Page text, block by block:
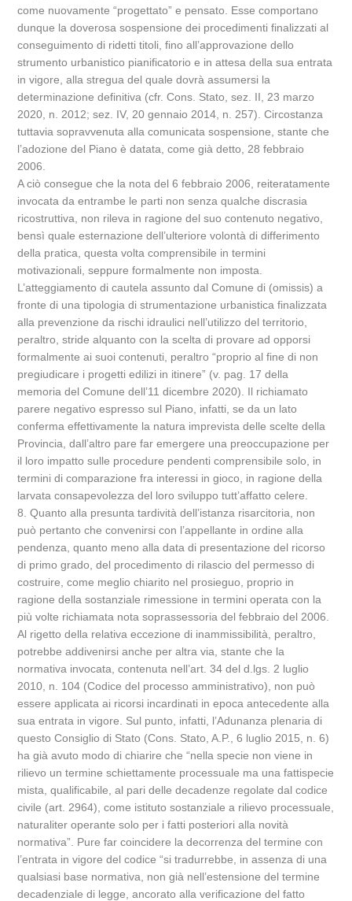
come nuovamente “progettato” e pensato. Esse comportano
dunque la doverosa sospensione dei procedimenti finalizzati al
conseguimento di ridetti titoli, fino all’approvazione dello
strumento urbanistico pianificatorio e in attesa della sua entrata
in vigore, alla stregua del quale dovrà assumersi la
determinazione definitiva (cfr. Cons. Stato, sez. II, 23 marzo
2020, n. 2012; sez. IV, 20 gennaio 2014, n. 257). Circostanza
tuttavia sopravvenuta alla comunicata sospensione, stante che
l’adozione del Piano è datata, come già detto, 28 febbraio
2006.
A ciò consegue che la nota del 6 febbraio 2006, reiteratamente
invocata da entrambe le parti non senza qualche discrasia
ricostruttiva, non rileva in ragione del suo contenuto negativo,
bensì quale esternazione dell’ulteriore volontà di differimento
della pratica, questa volta comprensibile in termini
motivazionali, seppure formalmente non imposta.
L’atteggiamento di cautela assunto dal Comune di (omissis) a
fronte di una tipologia di strumentazione urbanistica finalizzata
alla prevenzione da rischi idraulici nell’utilizzo del territorio,
peraltro, stride alquanto con la scelta di provare ad opporsi
formalmente ai suoi contenuti, peraltro “proprio al fine di non
pregiudicare i progetti edilizi in itinere” (v. pag. 17 della
memoria del Comune dell’11 dicembre 2020). Il richiamato
parere negativo espresso sul Piano, infatti, se da un lato
conferma effettivamente la natura imprevista delle scelte della
Provincia, dall’altro pare far emergere una preoccupazione per
il loro impatto sulle procedure pendenti comprensibile solo, in
termini di comparazione fra interessi in gioco, in ragione della
larvata consapevolezza del loro sviluppo tutt’affatto celere.
8. Quanto alla presunta tardività dell’istanza risarcitoria, non
può pertanto che convenirsi con l’appellante in ordine alla
pendenza, quanto meno alla data di presentazione del ricorso
di primo grado, del procedimento di rilascio del permesso di
costruire, come meglio chiarito nel prosieguo, proprio in
ragione della sostanziale rimessione in termini operata con la
più volte richiamata nota soprassessoria del febbraio del 2006.
Al rigetto della relativa eccezione di inammissibilità, peraltro,
potrebbe addivenirsi anche per altra via, stante che la
normativa invocata, contenuta nell’art. 34 del d.lgs. 2 luglio
2010, n. 104 (Codice del processo amministrativo), non può
essere applicata ai ricorsi incardinati in epoca antecedente alla
sua entrata in vigore. Sul punto, infatti, l’Adunanza plenaria di
questo Consiglio di Stato (Cons. Stato, A.P., 6 luglio 2015, n. 6)
ha già avuto modo di chiarire che “nella specie non viene in
rilievo un termine schiettamente processuale ma una fattispecie
mista, qualificabile, al pari delle decadenze regolate dal codice
civile (art. 2964), come istituto sostanziale a rilievo processuale,
naturaliter operante solo per i fatti posteriori alla novità
normativa”. Pure far coincidere la decorrenza del termine con
l’entrata in vigore del codice “si tradurrebbe, in assenza di una
qualsiasi base normativa, non già nell’estensione del termine
decadenziale di legge, ancorato alla verificazione del fatto